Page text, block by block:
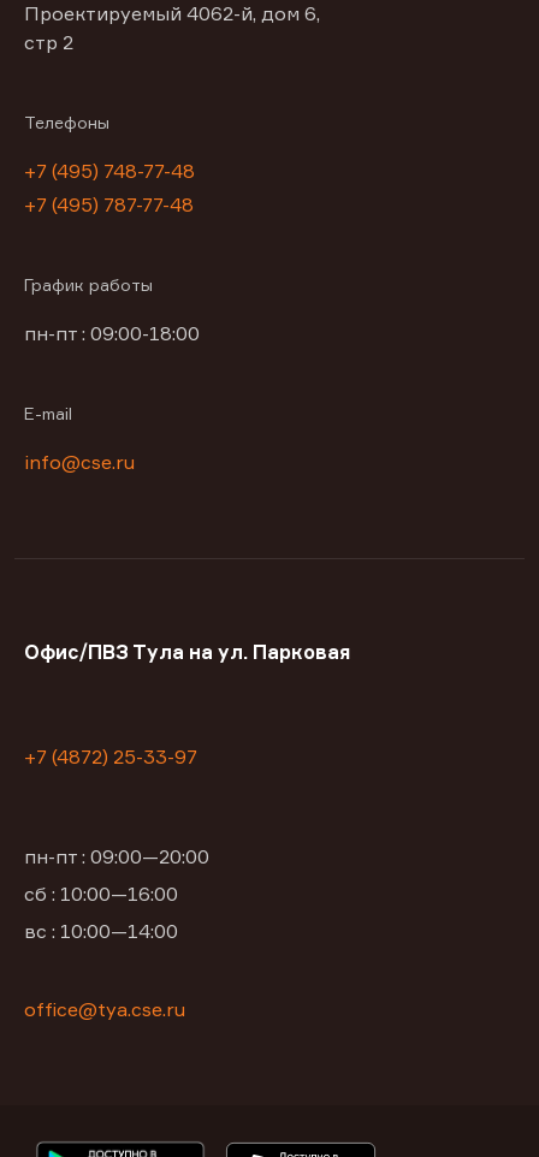
Проектируемый 4062-й, дом 6,
стр 2
Телефоны
+7 (495) 748-77-48
+7 (495) 787-77-48
График работы
пн-пт : 09:00-18:00
E-mail
info@cse.ru
Офис/ПВЗ Тула на ул. Парковая
+7 (4872) 25-33-97
пн-пт : 09:00—20:00
сб : 10:00—16:00
вс : 10:00—14:00
office@tya.cse.ru